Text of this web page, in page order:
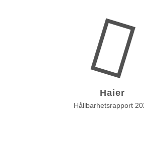
Haier
Hållbarhetsrapport